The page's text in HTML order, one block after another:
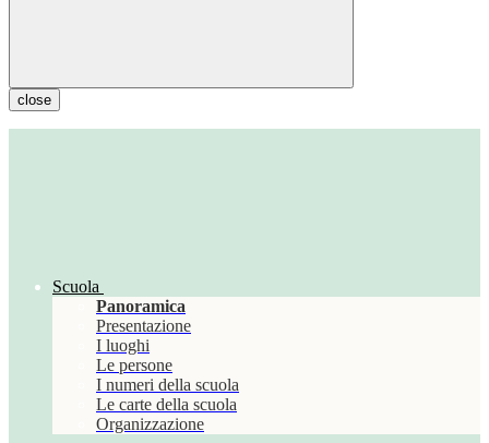
close
Scuola
Panoramica
Presentazione
I luoghi
Le persone
I numeri della scuola
Le carte della scuola
Organizzazione